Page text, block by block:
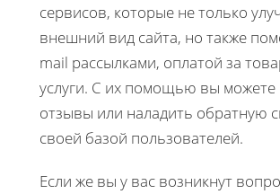
сервисов, которые не только
внешний вид сайта, но также
mail рассылками, оплатой за
услуги. С их помощью вы можете
отзывы или наладить обратную
своей базой пользователей.
Если же вы у вас возникнут